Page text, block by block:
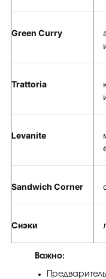
Green Curry
Trattoria
Levanite
Sandwich Corner
Снэки
Важно: